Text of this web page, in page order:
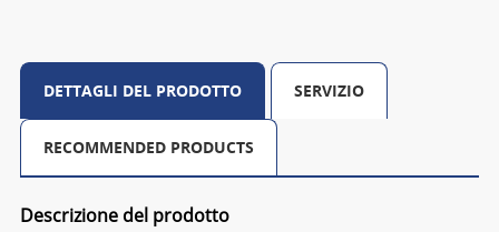
DETTAGLI DEL PRODOTTO SERVIZIO
RECOMMENDED PRODUCTS
Descrizione del prodotto